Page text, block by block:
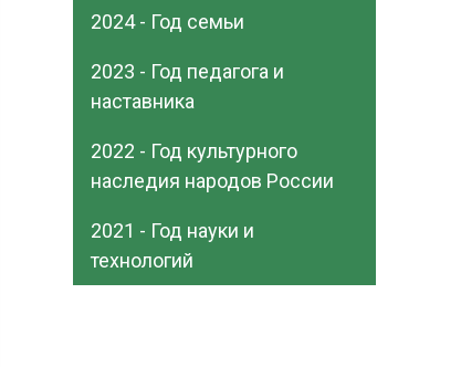
2024 - Год семьи
2023 - Год педагога и
наставника
2022 - Год культурного
наследия народов России
2021 - Год науки и
технологий